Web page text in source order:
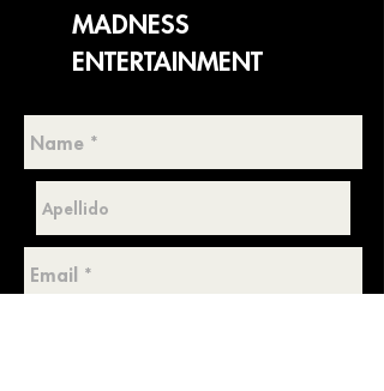
MADNESS
ENTERTAINMENT